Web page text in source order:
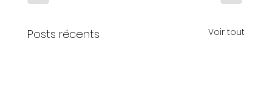
Posts récents Voir tout